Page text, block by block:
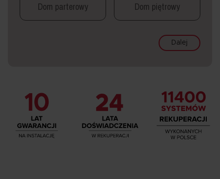
Dom parterowy Dom piętrowy
Dalej